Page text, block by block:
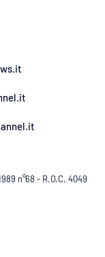
n°68 - R.O.C. 4049